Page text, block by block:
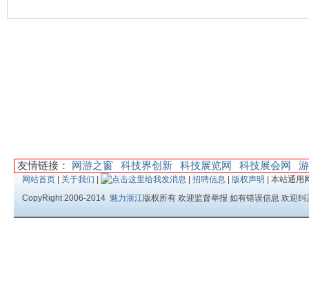
友情链接： 网游之窗 科技界创新 科技展览网 科技展会网
网站首页 关于我们 招聘信息 版权声明
| 本站通用
CopyRight 2006-2014 魅力浙江版权所有 欢迎监督举报 如有错误信息 欢迎纠